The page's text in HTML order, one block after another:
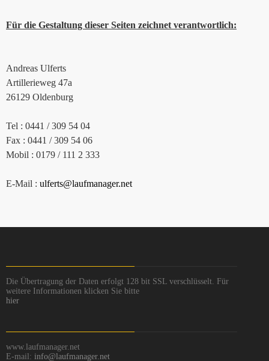
Für die Gestaltung dieser Seiten zeichnet verantwortlich:
Andreas Ulferts
Artillerieweg 47a
26129 Oldenburg
Tel : 0441 / 309 54 04
Fax : 0441 / 309 54 06
Mobil : 0179 / 111 2 333
E-Mail : ulferts@laufmanager.net
Die Übertragung der Daten erfolgt 128 bit SSL verschlüsselt. Für
weitere Informationen klicken Sie bitte
hier
www.laufmanager.net
E-mail: info@laufmanager.net